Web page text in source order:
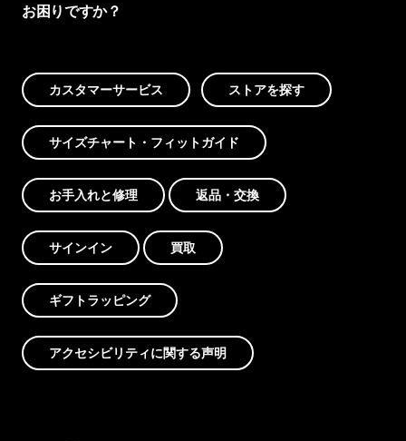
お困りですか？
カスタマーサービス ストアを探す
サイズチャート・フィットガイド
お手入れと修理 返品・交換
サインイン 買取
ギフトラッピング
アクセシビリティに関する声明